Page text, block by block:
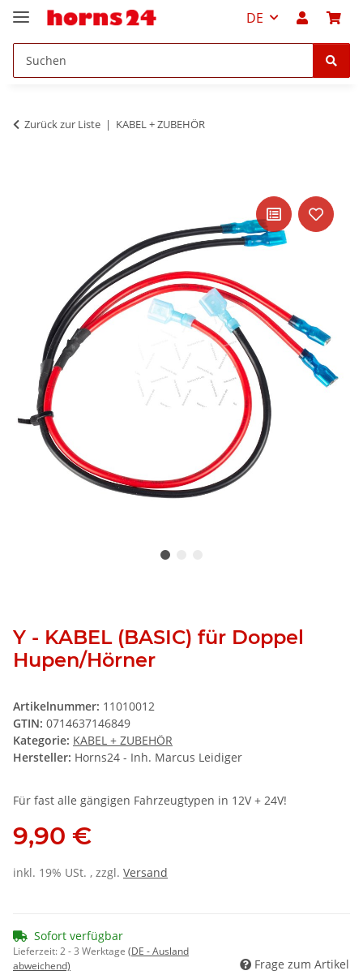
DE
Zurück zur Liste KABEL + ZUBEHÖR
Y - KABEL (BASIC) für Doppel
Hupen/Hörner
Artikelnummer: 11010012
GTIN: 0714637146849
Kategorie: KABEL + ZUBEHÖR
Hersteller: Horns24 - Inh. Marcus Leidiger
Für fast alle gängigen Fahrzeugtypen in 12V + 24V!
9,90 €
inkl. 19% USt. , zzgl. Versand
Sofort verfügbar
Lieferzeit:2 - 3 Werktage (DE - Ausland
abweichend)
Frage zum Artikel